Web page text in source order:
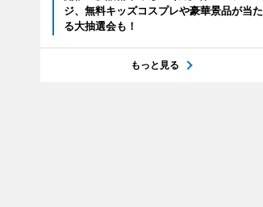
ジ、無料キッズコスプレや豪華景品が当た
る大抽選会も！
もっと見る